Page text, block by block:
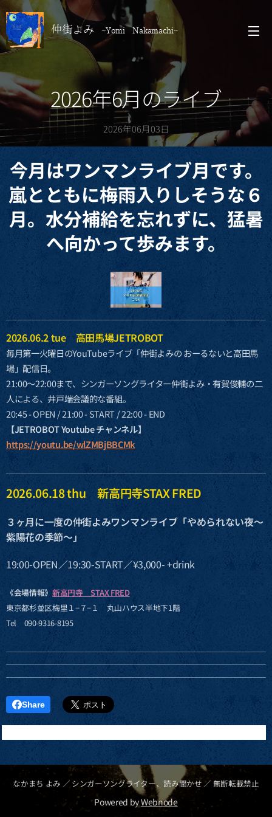
仲街よみ ~Yomi Nakamachi~
2026年6月のライブ
2026年06月03日
今月はワンマンライブ月です。
嵐とともに梅雨入りしそうな６
月。水分補給を忘れずに、猛暑
へ向かって歩みます。
2026.06.2 tue 高田馬場JETROBOT
毎月第一火曜日のYouTubeライブ「仲街よみの おーるないと高田馬
場」配信日。
21:00〜22:00まで、シンガーソングライター仲街よみ・有賀俊輔の二
人による、井戸端会議的な番組。
20:45 - OPEN / 21:00 - START / 22:00 - END
【JETROBOT Youtube チャンネル】
https://youtu.be/wlZMBjBBCMk
2026.06.18 thu 新高円寺STAX FRED
３ヶ月に一度の仲街よみワンマンライブ「やめられない夜〜
紫陽花の季節〜」
19:00-OPEN／19:30-START／¥3,000- +drink
《会場情報》新高円寺 STAX FRED
東京都杉並区梅里１−７−１ 丸山ハウス半地下1階
Tel 090-9316-8195
Share
なかまち よみ ／ シンガーソングライター、読み聞かせ ／ 無断転載禁止
Powered byWebnode